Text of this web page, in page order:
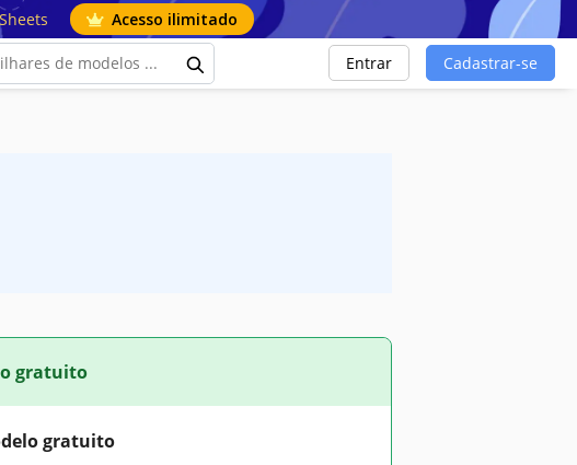
Acesso ilimitado
Entrar Cadastrar-se
gratuito
gratuito